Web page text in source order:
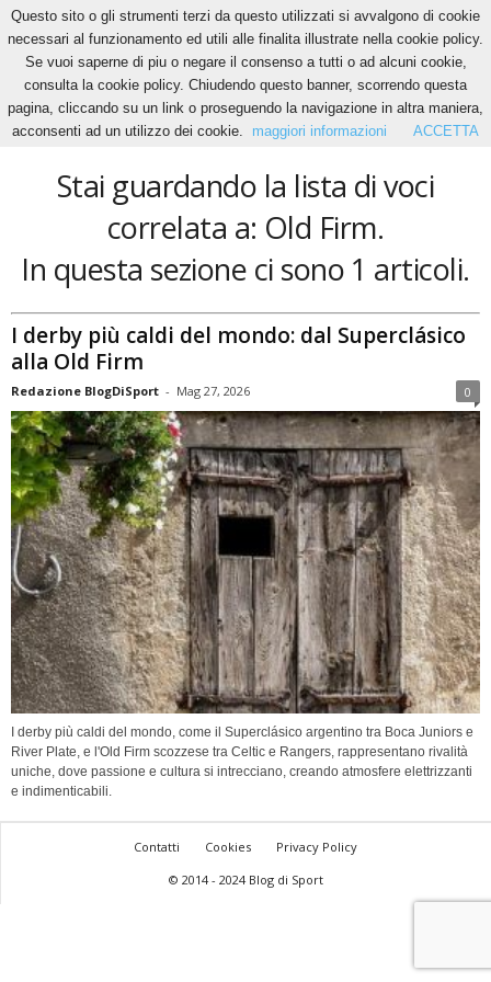
Home Tags Old Firm
Old Firm
Stai guardando la lista di voci
correlata a: Old Firm.
In questa sezione ci sono 1 articoli.
I derby più caldi del mondo: dal Superclásico
alla Old Firm
Redazione BlogDiSport - Mag 27, 2026 0
I derby più caldi del mondo, come il Superclásico argentino tra Boca Juniors e
River Plate, e l'Old Firm scozzese tra Celtic e Rangers, rappresentano rivalità
uniche, dove passione e cultura si intrecciano, creando atmosfere elettrizzanti
e indimenticabili.
Contatti Cookies
Privacy Policy
© 2014 - 2024 Blog di Sport
Questo sito o gli strumenti terzi da questo utilizzati si avvalgono di cookie
necessari al funzionamento ed utili alle finalita illustrate nella cookie policy.
Se vuoi saperne di piu o negare il consenso a tutti o ad alcuni cookie,
consulta la cookie policy. Chiudendo questo banner, scorrendo questa
pagina, cliccando su un link o proseguendo la navigazione in altra maniera,
acconsenti ad un utilizzo dei cookie.
maggiori informazioni ACCETTA